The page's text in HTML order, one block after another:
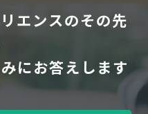
エンスのその先
にお答えします